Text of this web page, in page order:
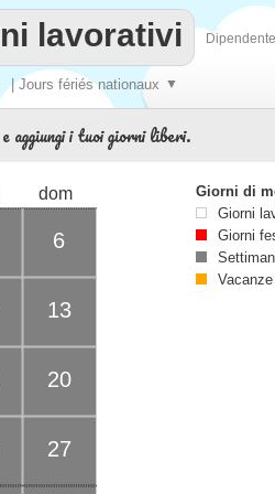
| Jours fériés nationaux ▼
lavorativi
aggiungi i tuoi giorni liberi.
dom
6
13
20
27
Giorni di
Giorni
Giorni
Vacanze